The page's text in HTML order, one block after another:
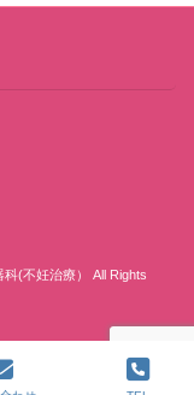
(不妊治療） All Rights